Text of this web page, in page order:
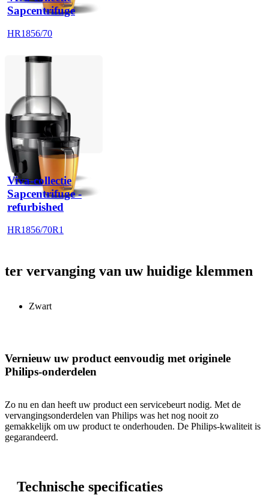
Sapcentrifuge
HR1856/70
Viva-collectie
Sapcentrifuge -
refurbished
HR1856/70R1
ter vervanging van uw huidige klemmen
Zwart
Vernieuw uw product eenvoudig met originele
Philips-onderdelen
Zo nu en dan heeft uw product een servicebeurt nodig. Met de
vervangingsonderdelen van Philips was het nog nooit zo
gemakkelijk om uw product te onderhouden. De Philips-kwaliteit is
gegarandeerd.
Technische specificaties